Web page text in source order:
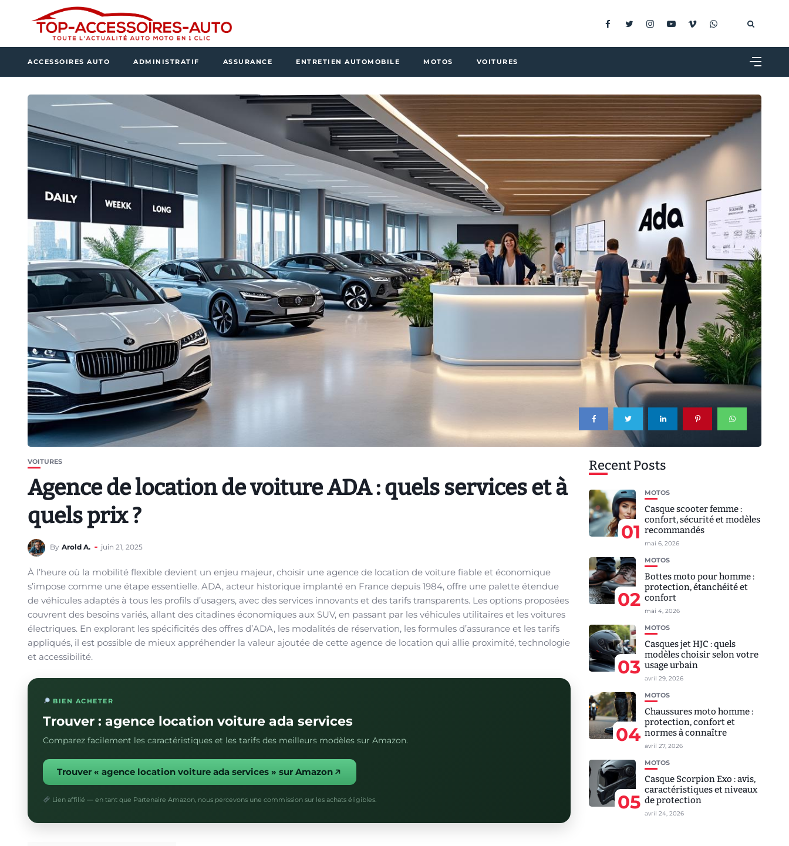
ACCESSOIRES AUTO ADMINISTRATIF ASSURANCE ENTRETIEN AUTOMOBILE MOTOS VOITURES
VOITURES
Agence de location de voiture ADA : quels services et à
quels prix ?
By Arold A. juin 21, 2025
À l’heure où la mobilité flexible devient un enjeu majeur, choisir une agence de location de voiture fiable et économique
s’impose comme une étape essentielle. ADA, acteur historique implanté en France depuis 1984, offre une palette étendue
de véhicules adaptés à tous les profils d’usagers, avec des services innovants et des tarifs transparents. Les options proposées
couvrent des besoins variés, allant des citadines économiques aux SUV, en passant par les véhicules utilitaires et les voitures
électriques. En explorant les spécificités des offres d’ADA, les modalités de réservation, les formules d’assurance et les tarifs
appliqués, il est possible de mieux appréhender la valeur ajoutée de cette agence de location qui allie proximité, technologie
et accessibilité.
BIEN ACHETER
Trouver : agence location voiture ada services
Comparez facilement les caractéristiques et les tarifs des meilleurs modèles sur Amazon.
Trouver « agence location voiture ada services » sur Amazon
Lien affilié — en tant que Partenaire Amazon, nous percevons une commission sur les achats éligibles.
Recent Posts
01
MOTOS
Casque scooter femme :
confort, sécurité et modèles
recommandés
mai 6, 2026
02
MOTOS
Bottes moto pour homme :
protection, étanchéité et
confort
mai 4, 2026
03
MOTOS
Casques jet HJC : quels
modèles choisir selon votre
usage urbain
avril 29, 2026
04
MOTOS
Chaussures moto homme :
protection, confort et
normes à connaître
avril 27, 2026
05
MOTOS
Casque Scorpion Exo : avis,
caractéristiques et niveaux
de protection
avril 24, 2026